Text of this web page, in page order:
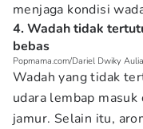
menjaga kondisi
4. Wadah tidak
bebas
Popmama.com/Dariel Dwiky
Wadah yang tidak
udara lembap
jamur. Selain itu,